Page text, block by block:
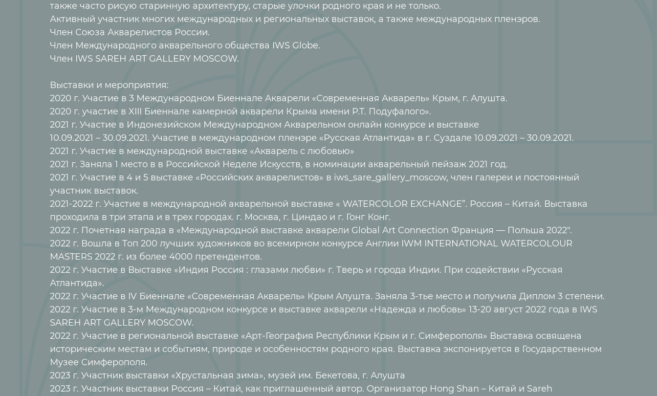
также часто рисую старинную архитектуру, старые улочки родного края и не только.
Активный участник многих международных и региональных выставок, а также международных пленэров.
Член Союза Акварелистов России.
Член Международного акварельного общества IWS Globe.
Член IWS SAREH ART GALLERY MOSCOW.
Выставки и мероприятия:
2020 г. Участие в 3 Международном Биеннале Акварели «Современная Акварель» Крым, г. Алушта.
2020 г. участие в XIII Биеннале камерной акварели Крыма имени Р.Т. Подуфалого».
2021 г. Участие в Индонезийском Международном Акварельном онлайн конкурсе и выставке
10.09.2021 – 30.09.2021. Участие в международном пленэре «Русская Атлантида» в г. Суздале 10.09.2021 – 30.09.2021.
2021 г. Участие в международной выставке «Акварель с любовью»
2021 г. Заняла 1 место в в Российской Неделе Искусств, в номинации акварельный пейзаж 2021 год.
2021 г. Участие в 4 и 5 выставке «Российских акварелистов» в iws_sare_gallery_moscow, член галереи и постоянный
участник выставок.
2021-2022 г. Участие в международной акварельной выставке « WATERCOLOR EXCHANGE”. Россия – Китай. Выставка
проходила в три этапа и в трех городах. г. Москва, г. Циндао и г. Гонг Конг.
2022 г. Почетная награда в «Международной выставке акварели Global Art Connection Франция — Польша 2022″.
2022 г. Вошла в Топ 200 лучших художников во всемирном конкурсе Англии IWM INTERNATIONAL WATERCOLOUR
MASTERS 2022 г. из более 4000 претендентов.
2022 г. Участие в Выставке «Индия Россия : глазами любви» г. Тверь и города Индии. При содействии «Русская
Атлантида».
2022 г. Участие в IV Биеннале «Современная Акварель» Крым Алушта. Заняла 3-тье место и получила Диплом 3 степени.
2022 г. Участие в 3-м Международном конкурсе и выставке акварели «Надежда и любовь» 13-20 август 2022 года в IWS
SAREH ART GALLERY MOSCOW.
2022 г. Участие в региональной выставке «Арт-География Республики Крым и г. Симферополя» Выставка освящена
историческим местам и событиям, природе и особенностям родного края. Выставка экспонируется в Государственном
Музее Симферополя.
2023 г. Участник выставки «Хрустальная зима», музей им. Бекетова, г. Алушта
2023 г. Участник выставки Россия – Китай, как приглашенный автор. Организатор Hong Shan – Китай и Sareh